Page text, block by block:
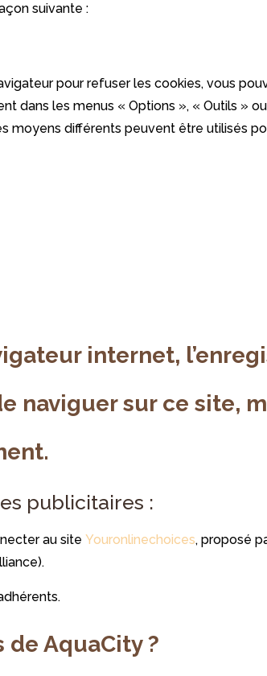
suivante :
pour refuser les cookies, vous
dans les menus « Options », « Outils »
moyens différents peuvent être utilisés
internet,
naviguer sur ce site,
publicitaires :
au siteYouronlinechoices, proposé
AquaCity ?